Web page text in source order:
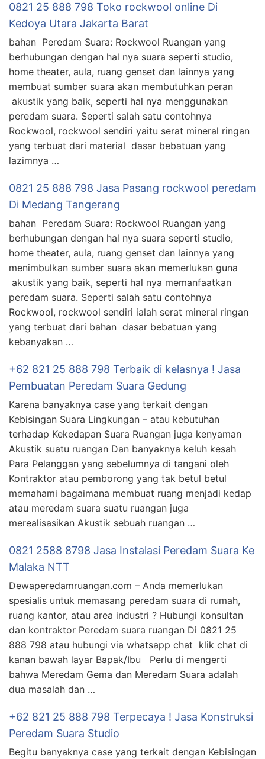
0821 25 888 798 Toko rockwool online Di
Kedoya Utara Jakarta Barat
bahan Peredam Suara: Rockwool Ruangan yang
berhubungan dengan hal nya suara seperti studio,
home theater, aula, ruang genset dan lainnya yang
membuat sumber suara akan membutuhkan peran
akustik yang baik, seperti hal nya menggunakan
peredam suara. Seperti salah satu contohnya
Rockwool, rockwool sendiri yaitu serat mineral ringan
yang terbuat dari material dasar bebatuan yang
lazimnya …
0821 25 888 798 Jasa Pasang rockwool peredam
Di Medang Tangerang
bahan Peredam Suara: Rockwool Ruangan yang
berhubungan dengan hal nya suara seperti studio,
home theater, aula, ruang genset dan lainnya yang
menimbulkan sumber suara akan memerlukan guna
akustik yang baik, seperti hal nya memanfaatkan
peredam suara. Seperti salah satu contohnya
Rockwool, rockwool sendiri ialah serat mineral ringan
yang terbuat dari bahan dasar bebatuan yang
kebanyakan …
+62 821 25 888 798 Terbaik di kelasnya ! Jasa
Pembuatan Peredam Suara Gedung
Karena banyaknya case yang terkait dengan
Kebisingan Suara Lingkungan – atau kebutuhan
terhadap Kekedapan Suara Ruangan juga kenyaman
Akustik suatu ruangan Dan banyaknya keluh kesah
Para Pelanggan yang sebelumnya di tangani oleh
Kontraktor atau pemborong yang tak betul betul
memahami bagaimana membuat ruang menjadi kedap
atau meredam suara suatu ruangan juga
merealisasikan Akustik sebuah ruangan …
0821 2588 8798 Jasa Instalasi Peredam Suara Ke
Malaka NTT
Dewaperedamruangan.com – Anda memerlukan
spesialis untuk memasang peredam suara di rumah,
ruang kantor, atau area industri ? Hubungi konsultan
dan kontraktor Peredam suara ruangan Di 0821 25
888 798 atau hubungi via whatsapp chat klik chat di
kanan bawah layar Bapak/Ibu Perlu di mengerti
bahwa Meredam Gema dan Meredam Suara adalah
dua masalah dan …
+62 821 25 888 798 Terpecaya ! Jasa Konstruksi
Peredam Suara Studio
Begitu banyaknya case yang terkait dengan Kebisingan